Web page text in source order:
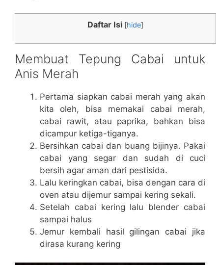
Daftar Isi [hide]
Membuat Tepung Cabai untuk
Anis Merah
Pertama siapkan cabai merah yang akan
kita oleh, bisa memakai cabai merah,
cabai rawit, atau paprika, bahkan bisa
dicampur ketiga-tiganya.
Bersihkan cabai dan buang bijinya. Pakai
cabai yang segar dan sudah di cuci
bersih agar aman dari pestisida.
Lalu keringkan cabai, bisa dengan cara di
oven atau dijemur sampai kering sekali.
Setelah cabai kering lalu blender cabai
sampai halus
Jemur kembali hasil gilingan cabai jika
dirasa kurang kering